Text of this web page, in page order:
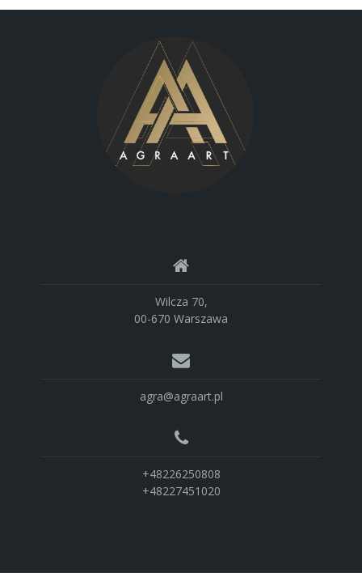
Wilcza 70,
00-670 Warszawa
agra@agraart.pl
+48226250808
+48227451020